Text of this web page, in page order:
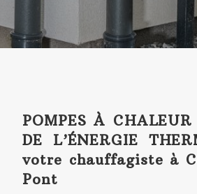
POMPES À
DE L’ÉNERGIE
votre chauffagiste à
Pont